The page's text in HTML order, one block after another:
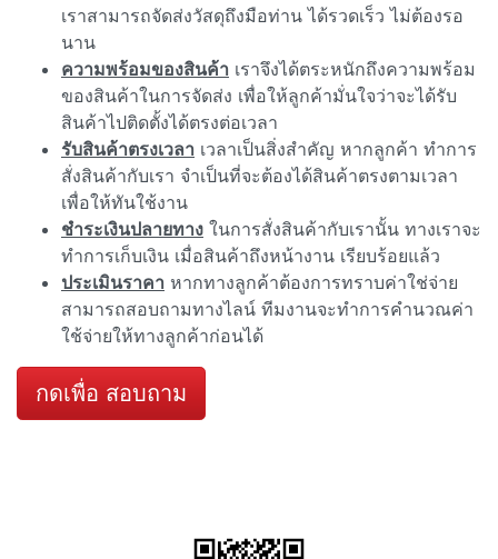
เราสามารถจัดส่งวัสดุถึงมือท่าน ได้รวดเร็ว ไม่ต้องรอ
นาน
ความพร้อมของสินค้า เราจึงได้ตระหนักถึงความพร้อม
ของสินค้าในการจัดส่ง เพื่อให้ลูกค้ามั่นใจว่าจะได้รับ
สินค้าไปติดตั้งได้ตรงต่อเวลา
รับสินค้าตรงเวลา เวลาเป็นสิ่งสำคัญ หากลูกค้า ทำการ
สั่งสินค้ากับเรา จำเป็นที่จะต้องได้สินค้าตรงตามเวลา
เพื่อให้ทันใช้งาน
ชำระเงินปลายทาง ในการสั่งสินค้ากับเรานั้น ทางเราจะ
ทำการเก็บเงิน เมื่อสินค้าถึงหน้างาน เรียบร้อยแล้ว
ประเมินราคา หากทางลูกค้าต้องการทราบค่าใช่จ่าย
สามารถสอบถามทางไลน์ ทีมงานจะทำการคำนวณค่า
ใช้จ่ายให้ทางลูกค้าก่อนได้
กดเพื่อ สอบถาม